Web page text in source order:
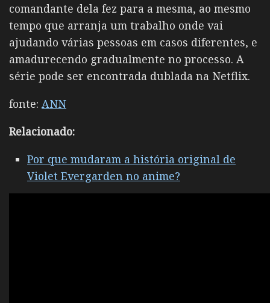
comandante dela fez para a mesma, ao mesmo
tempo que arranja um trabalho onde vai
ajudando várias pessoas em casos diferentes, e
amadurecendo gradualmente no processo. A
série pode ser encontrada dublada na Netflix.
fonte: ANN
Relacionado:
Por que mudaram a história original de
Violet Evergarden no anime?